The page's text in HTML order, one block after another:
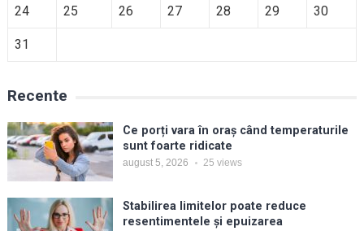
24 25 26 27 28 29 30
31
Recente
Ce porți vara în oraș când temperaturile
sunt foarte ridicate
august 5, 2026 25 views
Stabilirea limitelor poate reduce
resentimentele și epuizarea